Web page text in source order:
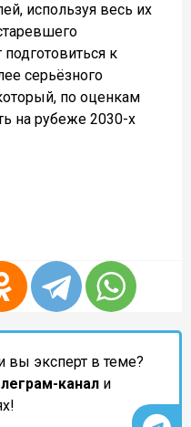
используя весь их
к
серьёзного
по оценкам
на рубеже 2030-х
вы эксперт в теме?
канал и